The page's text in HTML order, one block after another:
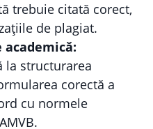
trebuie citată corect,
de plagiat.
la structurarea
corectă a
cu normele